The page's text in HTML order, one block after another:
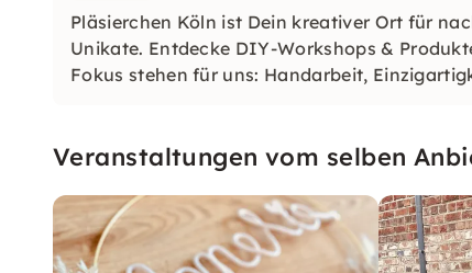
Pläsierchen Köln ist Dein kreativer Ort für
Unikate. Entdecke DIY-Workshops &
Fokus stehen für uns: Handarbeit,
Veranstaltungen vom selben